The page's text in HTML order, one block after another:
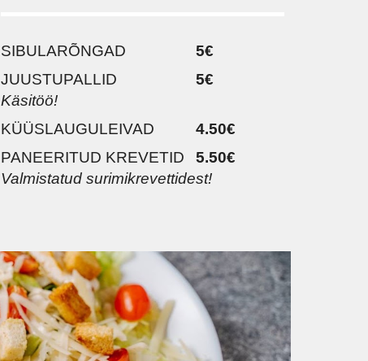
SIBULARÕNGAD
5€
JUUSTUPALLID
5€
Käsitöö!
KÜÜSLAUGULEIVAD
4.50€
PANEERITUD KREVETID
5.50€
Valmistatud surimikrevettidest!